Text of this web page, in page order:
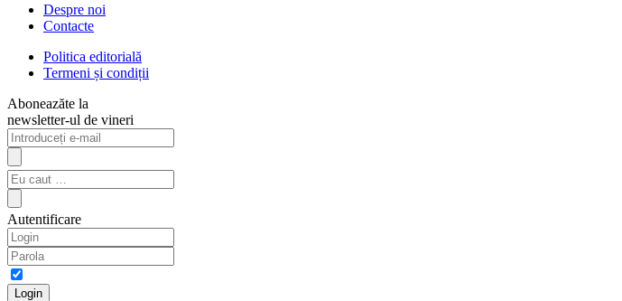
Despre noi
Contacte
Politica editorială
Termeni și condiții
Aboneazăte la
newsletter-ul de vineri
Autentificare